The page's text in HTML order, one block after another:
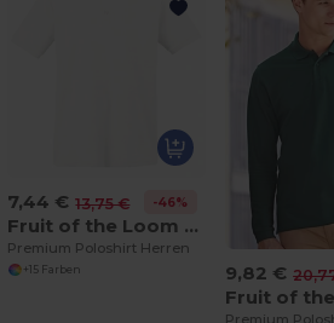
7,44 € 13,75 € -46%
Fruit of the Loom SS255
Premium Poloshirt Herren
+15 Farben 9,82 €